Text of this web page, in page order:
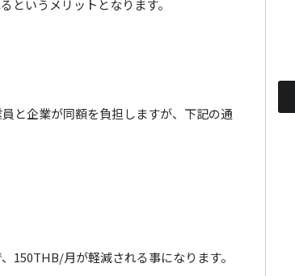
というメリットとなります。
と企業が同額を負担しますが、下記の通
150THB/月が軽減される事になります。